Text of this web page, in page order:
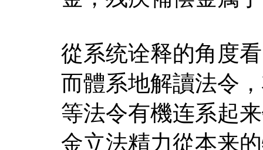
從系统诠释的角度
而體系地解讀法令
等法令有機连系起
金立法精力從本来